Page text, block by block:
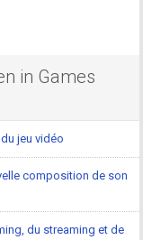
in Games
jeu vidéo
composition de son
du streaming et de